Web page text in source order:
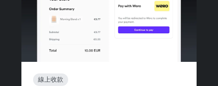
線上收款